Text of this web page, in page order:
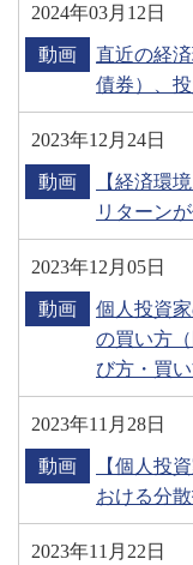
動画
直近の経
債券）、
2024年03月12日
動画
【経済環
リターン
2023年12月24日
動画
個人投資
の買い方
び方・買
2023年12月05日
動画
【個人投
おける分
2023年11月28日
2023年11月22日